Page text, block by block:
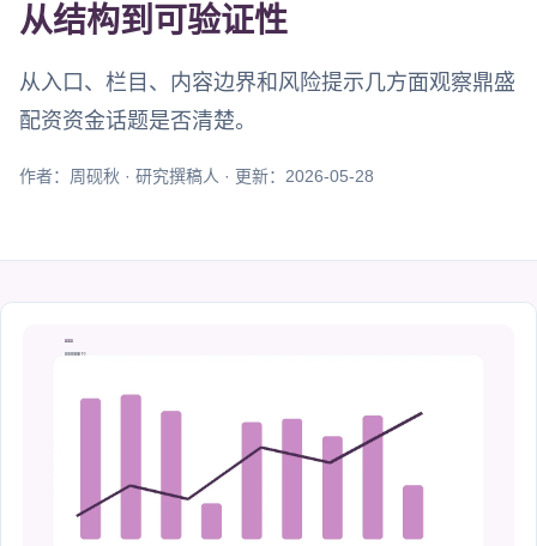
从结构到可验证性
从入口、栏目、内容边界和风险提示几方面观察鼎盛
配资资金话题是否清楚。
作者：周砚秋 · 研究撰稿人 · 更新：2026-05-28